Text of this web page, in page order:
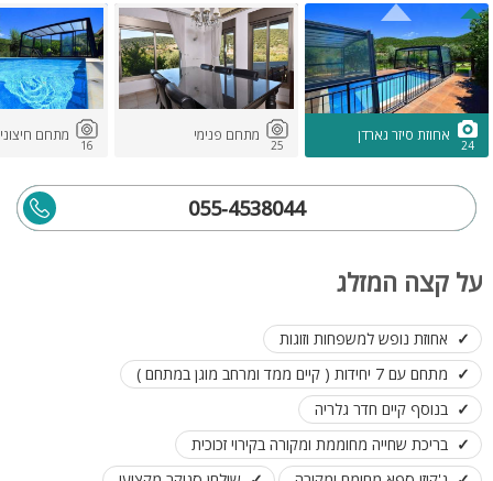
24
אחוזת סיזר גארדן
25
מתחם פנימי
16
מתחם חיצוני
055-4538044
על קצה המזלג
אחוזת נופש למשפחות וזוגות
מתחם עם 7 יחידות ( קיים ממד ומרחב מוגן במתחם )
בנוסף קיים חדר גלריה
בריכת שחייה מחוממת ומקורה בקירוי זכוכית